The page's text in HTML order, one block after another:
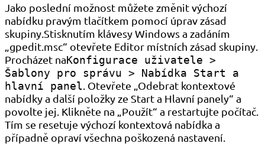
Jako poslední možnost můžete změnit výchozí
nabídku pravým tlačítkem pomocí úprav zásad
skupiny.Stisknutím klávesy Windows a zadáním
„gpedit.msc“ otevřete Editor místních zásad skupiny.
Procházet naKonfigurace uživatele >
Šablony pro správu > Nabídka Start a
hlavní panel . Otevřete „Odebrat kontextové
nabídky a další položky ze Start a Hlavní panely“ a
povolte jej. Klikněte na „Použít“ a restartujte počítač.
Tím se resetuje výchozí kontextová nabídka a
případně opraví všechna poškozená nastavení.